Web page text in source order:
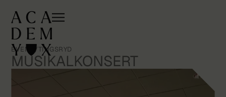
EVENT /TINGSRYD
MUSIKALKONSERT